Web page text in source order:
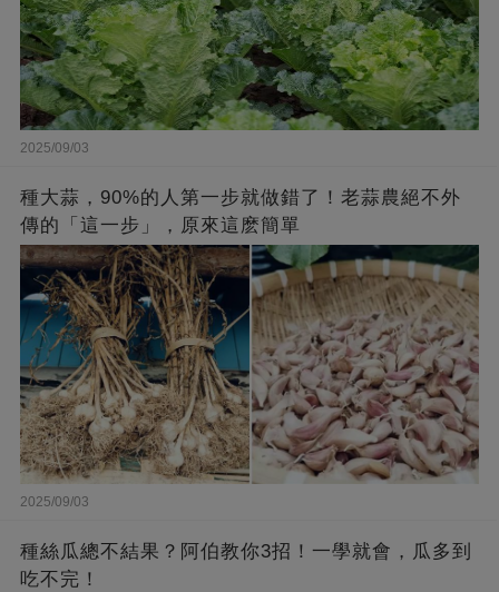
2025/09/03
種大蒜，90%的人第一步就做錯了！老蒜農絕不外
傳的「這一步」，原來這麽簡單
2025/09/03
種絲瓜總不結果？阿伯教你3招！一學就會，瓜多到
吃不完！